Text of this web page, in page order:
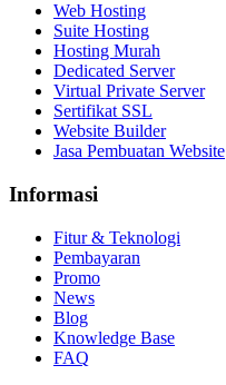
Web Hosting
Suite Hosting
Hosting Murah
Dedicated Server
Virtual Private Server
Sertifikat SSL
Website Builder
Jasa Pembuatan Website
Informasi
Fitur & Teknologi
Pembayaran
Promo
News
Blog
Knowledge Base
FAQ